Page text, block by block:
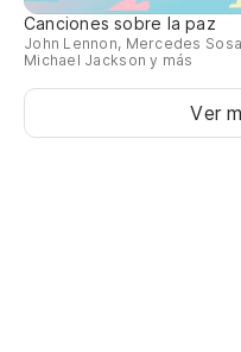
Canciones sobre la paz
John Lennon, Mercedes
Michael Jackson y más
Ver